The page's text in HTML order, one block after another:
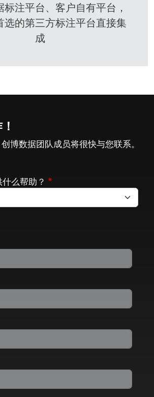
标注平台、客户自有平台，
选的第三方标注平台直接集
成
博数据团队成员将很快与您联系。
么帮助？